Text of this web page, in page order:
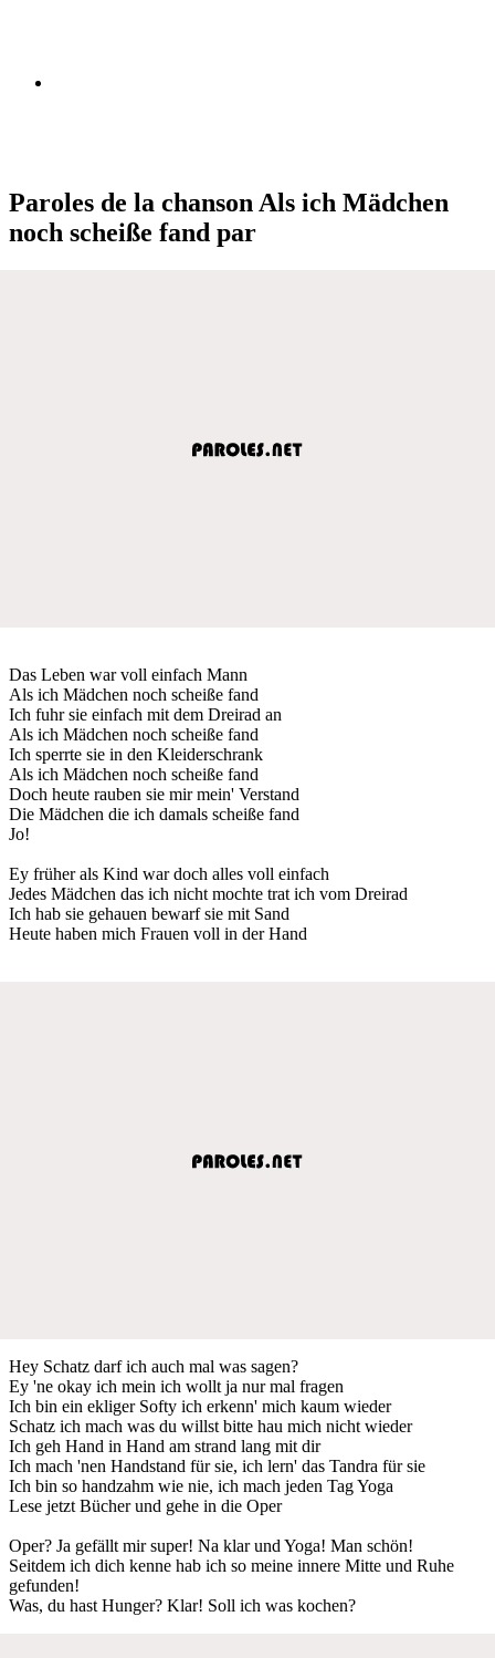
Paroles de la chanson Als ich Mädchen
noch scheiße fand par
Das Leben war voll einfach Mann
Als ich Mädchen noch scheiße fand
Ich fuhr sie einfach mit dem Dreirad an
Als ich Mädchen noch scheiße fand
Ich sperrte sie in den Kleiderschrank
Als ich Mädchen noch scheiße fand
Doch heute rauben sie mir mein' Verstand
Die Mädchen die ich damals scheiße fand
Jo!
Ey früher als Kind war doch alles voll einfach
Jedes Mädchen das ich nicht mochte trat ich vom Dreirad
Ich hab sie gehauen bewarf sie mit Sand
Heute haben mich Frauen voll in der Hand
Hey Schatz darf ich auch mal was sagen?
Ey 'ne okay ich mein ich wollt ja nur mal fragen
Ich bin ein ekliger Softy ich erkenn' mich kaum wieder
Schatz ich mach was du willst bitte hau mich nicht wieder
Ich geh Hand in Hand am strand lang mit dir
Ich mach 'nen Handstand für sie, ich lern' das Tandra für sie
Ich bin so handzahm wie nie, ich mach jeden Tag Yoga
Lese jetzt Bücher und gehe in die Oper
Oper? Ja gefällt mir super! Na klar und Yoga! Man schön!
Seitdem ich dich kenne hab ich so meine innere Mitte und Ruhe
gefunden!
Was, du hast Hunger? Klar! Soll ich was kochen?